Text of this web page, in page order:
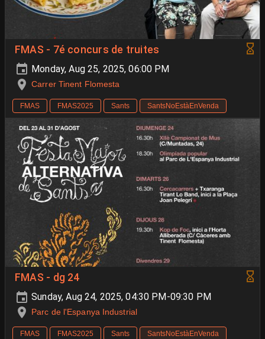
FMAS - 7é concurs de truites
Monday, Aug 25, 2025, 06:00 PM
Carrer Tinent Flomesta
FMAS FMAS2025 Sants SantsNoEstàEnVenda
FMAS - dg 24
Sunday, Aug 24, 2025, 04:30 PM-09:30 PM
Parc de l'Espanya Industrial
FMAS FMAS2025 Sants SantsNoEstàEnVenda